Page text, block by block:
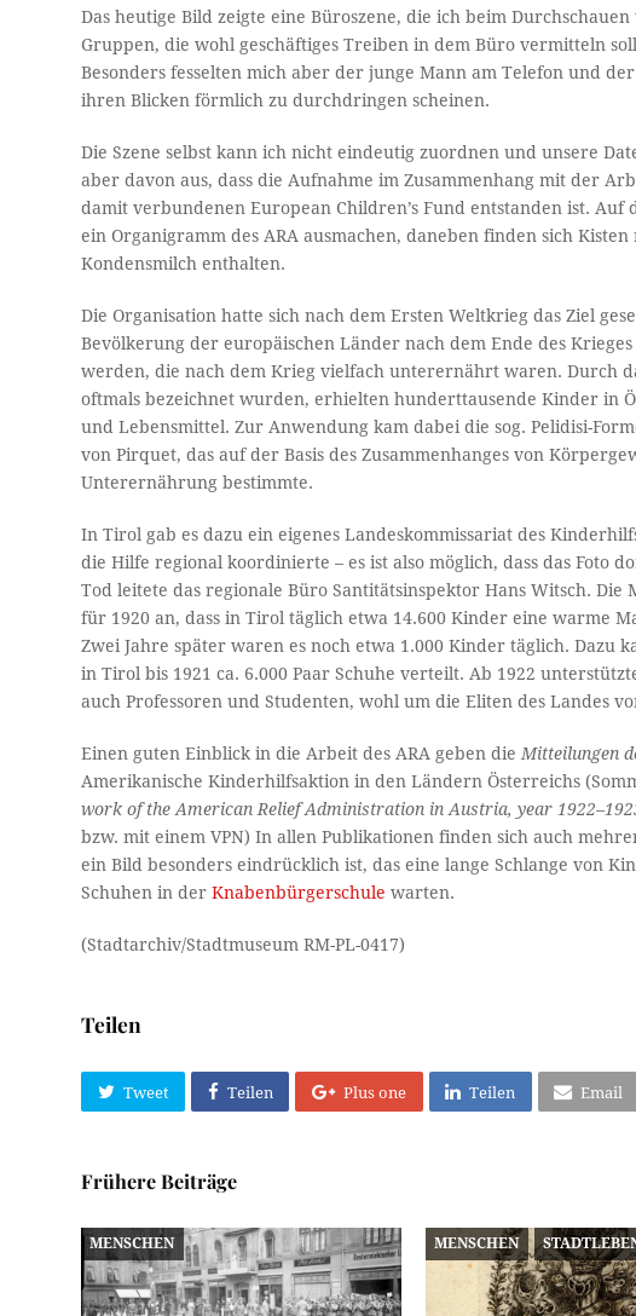
Das heutige Bild zeigte eine Büroszene, die ich beim
Gruppen, die wohl geschäftiges Treiben in dem Büro vermitteln
Besonders fesselten mich aber der junge Mann am Telefon und
ihren Blicken förmlich zu durchdringen scheinen.
Die Szene selbst kann ich nicht eindeutig zuordnen und unsere
aber davon aus, dass die Aufnahme im Zusammenhang mit der
damit verbundenen European Children’s Fund entstanden ist.
ein Organigramm des ARA ausmachen, daneben finden sich
Kondensmilch enthalten.
Die Organisation hatte sich nach dem Ersten Weltkrieg das Ziel
Bevölkerung der europäischen Länder nach dem Ende des
werden, die nach dem Krieg vielfach unterernährt waren. Durch
oftmals bezeichnet wurden, erhielten hunderttausende Kinder in
und Lebensmittel. Zur Anwendung kam dabei die sog. Pelidisi-
von Pirquet, das auf der Basis des Zusammenhanges von
Unterernährung bestimmte.
In Tirol gab es dazu ein eigenes Landeskommissariat des
die Hilfe regional koordinierte – es ist also möglich, dass das Foto
Tod leitete das regionale Büro Santitätsinspektor Hans Witsch.
für 1920 an, dass in Tirol täglich etwa 14.600 Kinder eine warme
Zwei Jahre später waren es noch etwa 1.000 Kinder täglich. Dazu
in Tirol bis 1921 ca. 6.000 Paar Schuhe verteilt. Ab 1922
auch Professoren und Studenten, wohl um die Eliten des Landes
Einen guten Einblick in die Arbeit des ARA geben dieMitteilungen
Amerikanische Kinderhilfsaktion in den Ländern Österreichs
work of the American Relief Administration in Austria, year
bzw. mit einem VPN) In allen Publikationen finden sich auch
ein Bild besonders eindrücklich ist, das eine lange Schlange von
Schuhen in derKnabenbürgerschule warten.
(Stadtarchiv/Stadtmuseum RM-PL-0417)
Teilen
Tweet Teilen Plus one Teilen Email
Frühere Beiträge
MENSCHEN MENSCHEN